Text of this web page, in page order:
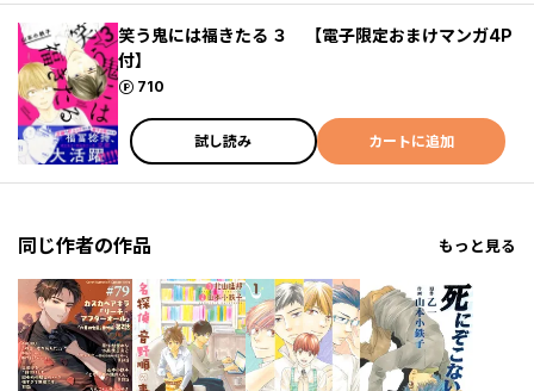
笑う鬼には福きたる ３ 【電子限定おまけマンガ4P
付】
710
ポイント
試し読み カートに追加
同じ作者の作品 もっと見る